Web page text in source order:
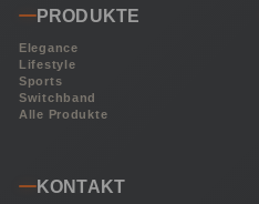
PRODUKTE
Elegance
Lifestyle
Sports
Switchband
Alle Produkte
KONTAKT